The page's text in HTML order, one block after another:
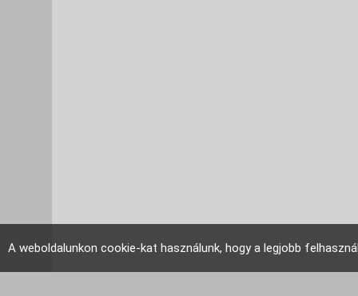
A weboldalunkon cookie-kat használunk, hogy a legjobb